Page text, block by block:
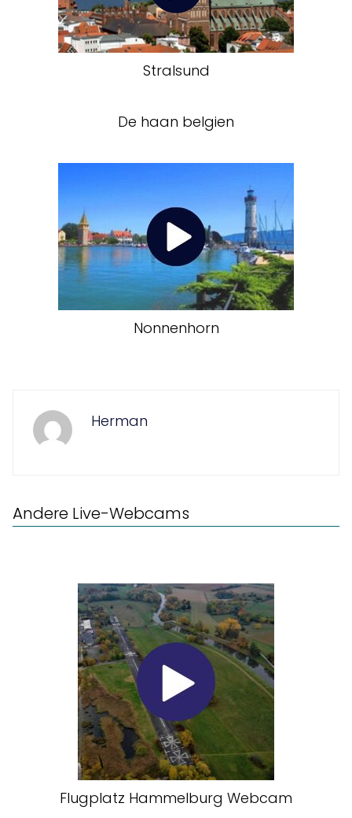
Stralsund
De haan belgien
Nonnenhorn
Herman
Andere Live-Webcams
Flugplatz Hammelburg Webcam